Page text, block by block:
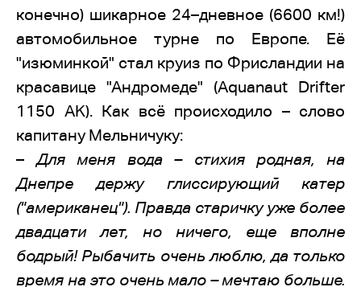
конечно) шикарное 24–дневное (6600 км!)
автомобильное турне по Европе. Её
"изюминкой" стал круиз по Фрисландии на
красавице "Андромеде" (Aquanaut Drifter
1150 AK). Как всё происходило – слово
капитану Мельничуку:
–Для меня вода – стихия родная, на
Днепре держу глиссирующий катер
("американец"). Правда старичку уже более
двадцати лет, но ничего, еще вполне
бодрый! Рыбачить очень люблю, да только
время на это очень мало – мечтаю больше.